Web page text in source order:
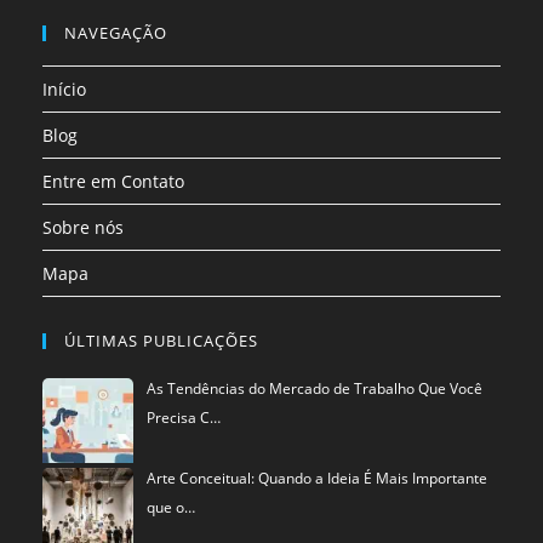
aba
aba
em
uma
nova
NAVEGAÇÃO
Início
Blog
Entre em Contato
Sobre nós
Mapa
ÚLTIMAS PUBLICAÇÕES
As Tendências do Mercado de Trabalho Que Você
Precisa C…
Arte Conceitual: Quando a Ideia É Mais Importante
que o…